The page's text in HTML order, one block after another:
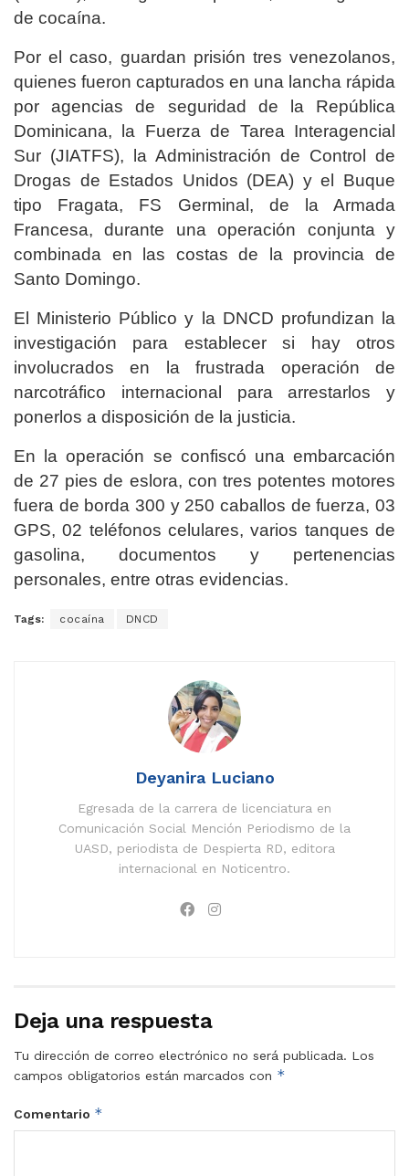
de cocaína.
Por el caso, guardan prisión tres venezolanos,
quienes fueron capturados en una lancha rápida
por agencias de seguridad de la República
Dominicana, la Fuerza de Tarea Interagencial
Sur (JIATFS), la Administración de Control de
Drogas de Estados Unidos (DEA) y el Buque
tipo Fragata, FS Germinal, de la Armada
Francesa, durante una operación conjunta y
combinada en las costas de la provincia de
Santo Domingo.
El Ministerio Público y la DNCD profundizan la
investigación para establecer si hay otros
involucrados en la frustrada operación de
narcotráfico internacional para arrestarlos y
ponerlos a disposición de la justicia.
En la operación se confiscó una embarcación
de 27 pies de eslora, con tres potentes motores
fuera de borda 300 y 250 caballos de fuerza, 03
GPS, 02 teléfonos celulares, varios tanques de
gasolina, documentos y pertenencias
personales, entre otras evidencias.
Tags: cocaína DNCD
Deyanira Luciano
Egresada de la carrera de licenciatura en
Comunicación Social Mención Periodismo de la
UASD, periodista de Despierta RD, editora
internacional en Noticentro.
Deja una respuesta
Tu dirección de correo electrónico no será publicada. Los
campos obligatorios están marcados con *
Comentario *